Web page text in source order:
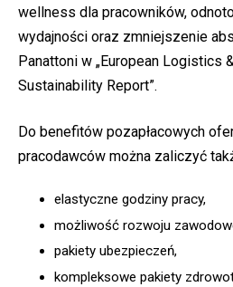
wellness dla pracowników,
wydajności oraz zmniejszenie
Panattoni w „European Logistics
Sustainability Report”.
Do benefitów pozapłacowych
pracodawców można zaliczyć
elastyczne godziny pracy,
możliwość rozwoju
pakiety ubezpieczeń,
kompleksowe pakiety